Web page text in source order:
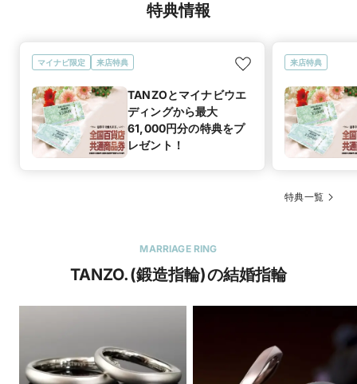
特典情報
マイナビ限定 来店特典
TANZOとマイナビウエ
ディングから最大
61,000円分の特典をプ
レゼント！
来店特典
特典一覧
MARRIAGE RING
TANZO.(鍛造指輪)の結婚指輪